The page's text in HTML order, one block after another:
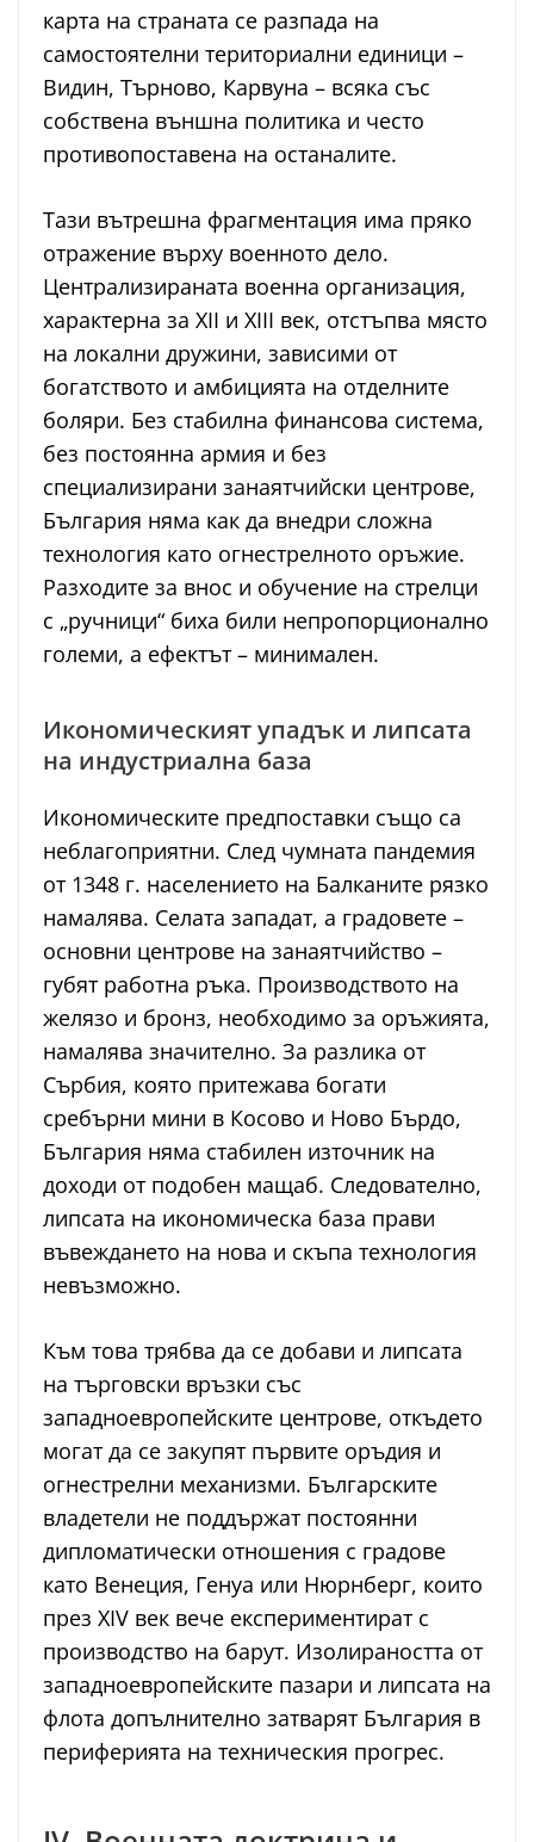
карта на страната се разпада на
самостоятелни териториални единици –
Видин, Търново, Карвуна – всяка със
собствена външна политика и често
противопоставена на останалите.
Тази вътрешна фрагментация има пряко
отражение върху военното дело.
Централизираната военна организация,
характерна за XII и XIII век, отстъпва място
на локални дружини, зависими от
богатството и амбицията на отделните
боляри. Без стабилна финансова система,
без постоянна армия и без
специализирани занаятчийски центрове,
България няма как да внедри сложна
технология като огнестрелното оръжие.
Разходите за внос и обучение на стрелци
с „ручници“ биха били непропорционално
големи, а ефектът – минимален.
Икономическият упадък и липсата
на индустриална база
Икономическите предпоставки също са
неблагоприятни. След чумната пандемия
от 1348 г. населението на Балканите рязко
намалява. Селата западат, а градовете –
основни центрове на занаятчийство –
губят работна ръка. Производството на
желязо и бронз, необходимо за оръжията,
намалява значително. За разлика от
Сърбия, която притежава богати
сребърни мини в Косово и Ново Бърдо,
България няма стабилен източник на
доходи от подобен мащаб. Следователно,
липсата на икономическа база прави
въвеждането на нова и скъпа технология
невъзможно.
Към това трябва да се добави и липсата
на търговски връзки със
западноевропейските центрове, откъдето
могат да се закупят първите оръдия и
огнестрелни механизми. Българските
владетели не поддържат постоянни
дипломатически отношения с градове
като Венеция, Генуа или Нюрнберг, които
през XIV век вече експериментират с
производство на барут. Изолираността от
западноевропейските пазари и липсата на
флота допълнително затварят България в
периферията на техническия прогрес.